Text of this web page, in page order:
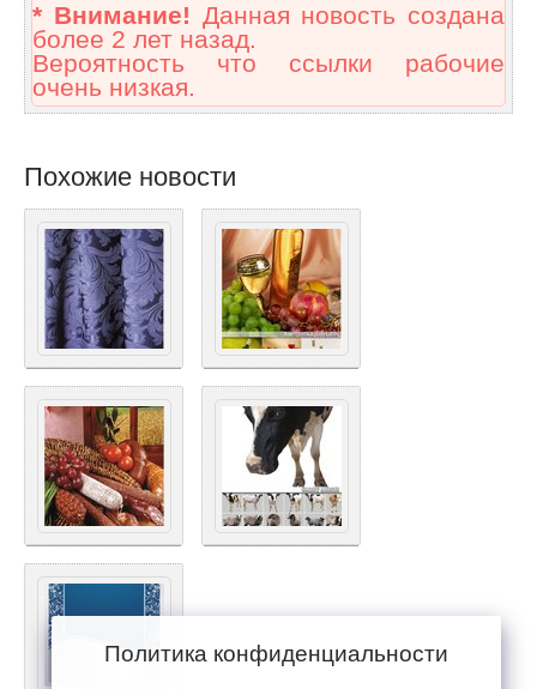
* Внимание! Данная новость создана
более 2 лет назад.
Вероятность что ссылки рабочие
очень низкая.
Похожие новости
Политика конфиденциальности